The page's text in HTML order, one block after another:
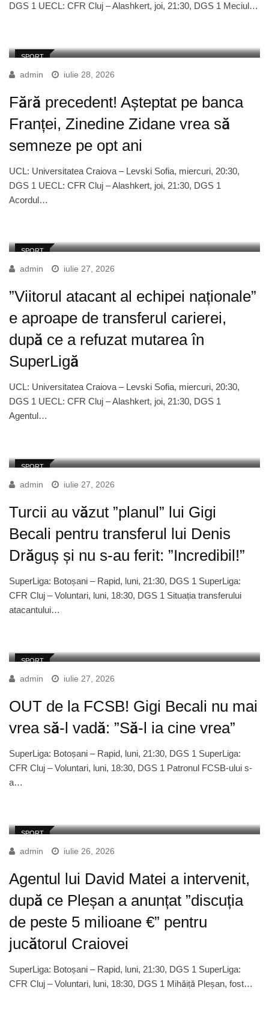
DGS 1 UECL: CFR Cluj – Alashkert, joi, 21:30, DGS 1 Meciul…
SPORT
admin iulie 28, 2026
Fără precedent! Așteptat pe banca
Franței, Zinedine Zidane vrea să
semneze pe opt ani
UCL: Universitatea Craiova – Levski Sofia, miercuri, 20:30,
DGS 1 UECL: CFR Cluj – Alashkert, joi, 21:30, DGS 1
Acordul…
SPORT
admin iulie 27, 2026
”Viitorul atacant al echipei naționale”
e aproape de transferul carierei,
după ce a refuzat mutarea în
SuperLigă
UCL: Universitatea Craiova – Levski Sofia, miercuri, 20:30,
DGS 1 UECL: CFR Cluj – Alashkert, joi, 21:30, DGS 1
Agentul…
SPORT
admin iulie 27, 2026
Turcii au văzut ”planul” lui Gigi
Becali pentru transferul lui Denis
Drăguș și nu s-au ferit: ”Incredibil!”
SuperLiga: Botoșani – Rapid, luni, 21:30, DGS 1 SuperLiga:
CFR Cluj – Voluntari, luni, 18:30, DGS 1 Situația transferului
atacantului…
SPORT
admin iulie 27, 2026
OUT de la FCSB! Gigi Becali nu mai
vrea să-l vadă: ”Să-l ia cine vrea”
SuperLiga: Botoșani – Rapid, luni, 21:30, DGS 1 SuperLiga:
CFR Cluj – Voluntari, luni, 18:30, DGS 1 Patronul FCSB-ului s-
a…
SPORT
admin iulie 26, 2026
Agentul lui David Matei a intervenit,
după ce Pleșan a anunțat ”discuția
de peste 5 milioane €” pentru
jucătorul Craiovei
SuperLiga: Botoșani – Rapid, luni, 21:30, DGS 1 SuperLiga:
CFR Cluj – Voluntari, luni, 18:30, DGS 1 Mihăiță Pleșan, fost…